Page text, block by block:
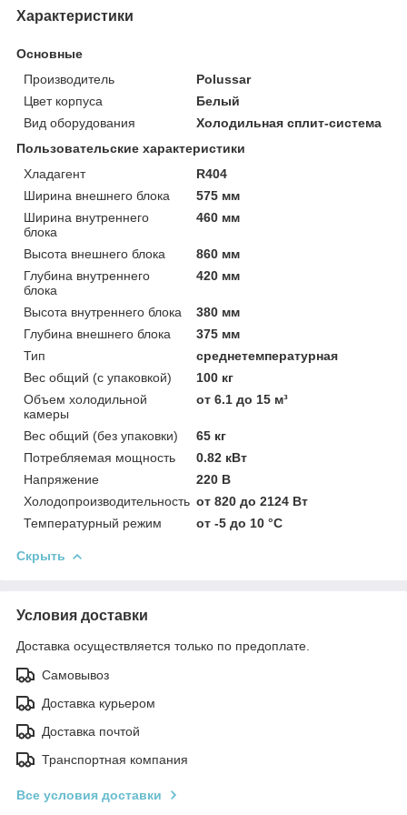
Характеристики
Основные
Производитель
Polussar
Цвет корпуса
Белый
Вид оборудования
Холодильная сплит-система
Пользовательские характеристики
Хладагент
R404
Ширина внешнего блока
575 мм
Ширина внутреннего
блока
460 мм
Высота внешнего блока
860 мм
Глубина внутреннего
блока
420 мм
Высота внутреннего блока
380 мм
Глубина внешнего блока
375 мм
Тип
среднетемпературная
Вес общий (с упаковкой)
100 кг
Объем холодильной
камеры
от 6.1 до 15 м³
Вес общий (без упаковки)
65 кг
Потребляемая мощность
0.82 кВт
Напряжение
220 B
Холодопроизводительность от 820 до 2124 Вт
Температурный режим
от -5 до 10 °C
Скрыть
Условия доставки
Доставка осуществляется только по предоплате.
Самовывоз
Доставка курьером
Доставка почтой
Транспортная компания
Все условия доставки